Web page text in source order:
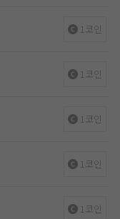
1코인
1코인
1코인
1코인
1코인